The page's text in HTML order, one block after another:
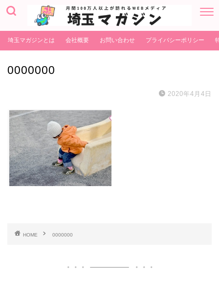
埼玉マガジンとは 会社概要 お問い合わせ プライバシーポリシー
0000000
2020年4月4日
HOME 0000000